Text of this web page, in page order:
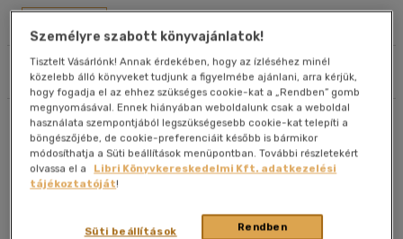
Művei
Szűrés Rendezés
Cím szerint A-Z
Szerző szerint A-Z
Megjelenítés
20 db / oldal
40 db / oldal
Alkalmaz
Összesen3db
Személyre szabott könyvajánlatok!
Tisztelt Vásárlónk! Annak érdekében, hogy az ízléséhez minél
közelebb álló könyveket tudjunk a figyelmébe ajánlani, arra kérjük,
hogy fogadja el az ehhez szükséges cookie-kat a „Rendben” gomb
megnyomásával. Ennek hiányában weboldalunk csak a weboldal
használata szempontjából legszükségesebb cookie-kat telepíti a
böngészőjébe, de cookie-preferenciáit később is bármikor
módosíthatja a Süti beállítások menüpontban. További részletekért
olvassa el a
Libri Könyvkereskedelmi Kft. adatkezelési
tájékoztatóját!
Rendben
Süti beállítások